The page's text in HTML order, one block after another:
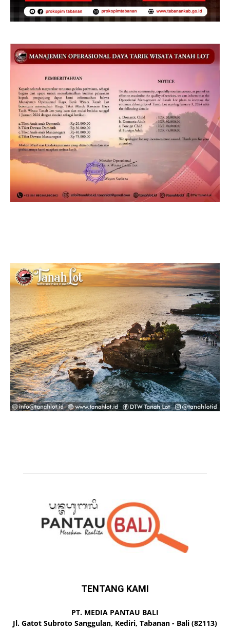
TENTANG KAMI
PT. MEDIA PANTAU BALI
Jl. Gatot Subroto Sanggulan, Kediri, Tabanan - Bali (82113)